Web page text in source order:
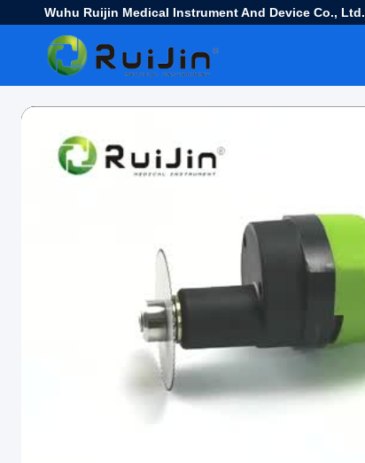
Wuhu Ruijin Medical Instrument And Device Co., Ltd.